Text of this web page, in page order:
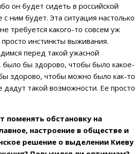
он будет сидеть в российской
ним будет. Эта ситуация настолько
требуется какого-то совсем уж
инстинкты выживания.
перед такой ужасной
было бы здорово, чтобы было какое-
здорово, чтобы можно было как-то
такой возможности. Ее просто
обстановку на
настроение в обществе и
решение о выделении Киеву